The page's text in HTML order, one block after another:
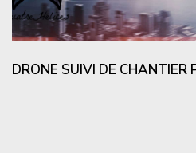
DRONE SUIVI DE